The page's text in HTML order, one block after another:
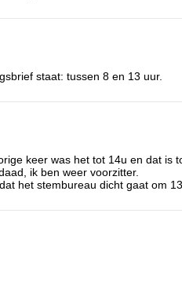
staat: tussen 8 en 13 uur.
keer was het tot 14u en dat is
ik ben weer voorzitter.
het stembureau dicht gaat om